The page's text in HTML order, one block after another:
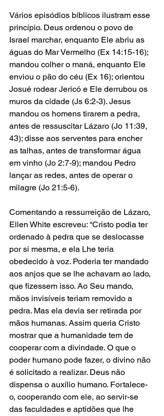
Vários episódios bíblicos ilustram esse
princípio. Deus ordenou o povo de
Israel marchar, enquanto Ele abriu as
águas do Mar Vermelho (Ex 14:15-16);
mandou colher o maná, enquanto Ele
enviou o pão do céu (Ex 16); orientou
Josué rodear Jericó e Ele derrubou os
muros da cidade (Js 6:2-3). Jesus
mandou os homens tirarem a pedra,
antes de ressuscitar Lázaro (Jo 11:39,
43); disse aos serventes para encher
as talhas, antes de transformar água
em vinho (Jo 2:7-9); mandou Pedro
lançar as redes, antes de operar o
milagre (Jo 21:5-6).
Comentando a ressurreição de Lázaro,
Ellen White escreveu: “Cristo podia ter
ordenado à pedra que se deslocasse
por si mesma, e ela Lhe teria
obedecido à voz. Poderia ter mandado
aos anjos que se lhe achavam ao lado,
que fizessem isso. Ao Seu mando,
mãos invisíveis teriam removido a
pedra. Mas ela devia ser retirada por
mãos humanas. Assim queria Cristo
mostrar que a humanidade tem de
cooperar com a divindade. O que o
poder humano pode fazer, o divino não
é solicitado a realizar. Deus não
dispensa o auxílio humano. Fortalece-
o, cooperando com ele, ao servir-se
das faculdades e aptidões que lhe